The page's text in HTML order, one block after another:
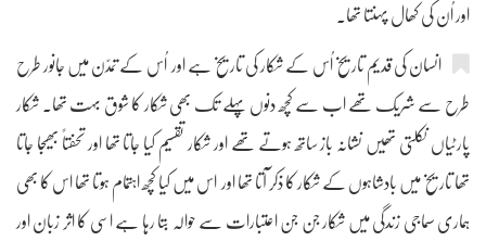
اور اُن کی کھال پہنتا تھا۔
انسان کی قدیم تاریخ اُس کے شکار کی تاریخ ہے اور اُس کے تمدّن میں جانور طرح
طرح سے شریک تھے اب سے کچھ دنوں پہلے تک بھی شکار کا شوق بہت تھا۔ شکار
پارٹیاں نکلتی تھیں نشانہ باز ساتھ ہوتے تھے اور شکار تقسیم کیا جاتا تھا اور تحفتاً بھیجا جاتا
تھا تاریخ میں بادشاہوں کے شکار کا ذکر آتا تھا اور اس میں کیا کچھ اہتمام ہوتا تھا اس کا بھی
ہماری سماجی زندگی میں شکار جن جن اعتبارات سے حوالہ بتا رہا ہے اسی کا اثر زبان اور